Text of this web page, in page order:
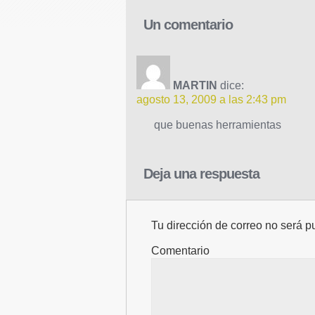
Un comentario
MARTIN dice:
agosto 13, 2009 a las 2:43 pm
que buenas herramientas
Deja una respuesta
Tu dirección de correo no será
Comentario